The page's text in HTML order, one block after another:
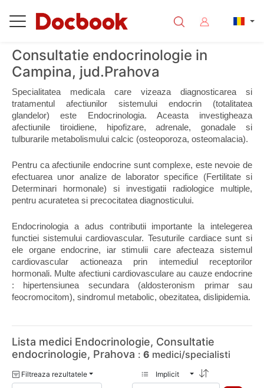
Consultatie endocrinologie in
Campina, jud.Prahova
Specialitatea medicala care vizeaza diagnosticarea si
tratamentul afectiunilor sistemului endocrin (totalitatea
glandelor) este Endocrinologia. Aceasta investigheaza
afectiunile tiroidiene, hipofizare, adrenale, gonadale si
tulburarile metabolismului calcic (osteoporoza, osteomalacia).
Pentru ca afectiunile endocrine sunt complexe, este nevoie de
efectuarea unor analize de laborator specifice (Fertilitate si
Determinari hormonale) si investigatii radiologice multiple,
pentru acuratetea si precocitatea diagnosticului.
Endocrinologia a adus contributii importante la intelegerea
functiei sistemului cardiovascular. Tesuturile cardiace sunt si
ele organe endocrine, iar stimulii care afecteaza sistemul
cardiovascular actioneaza prin intemediul receptorilor
hormonali. Multe afectiuni cardiovasculare au cauze endocrine
: hipertensiunea secundara (aldosteronism primar sau
feocromocitom), sindromul metabolic, obezitatea, dislipidemia.
Lista medici Endocrinologie, Consultatie
endocrinologie, Prahova : 6 medici/specialisti
Filtreaza rezultatele Implicit